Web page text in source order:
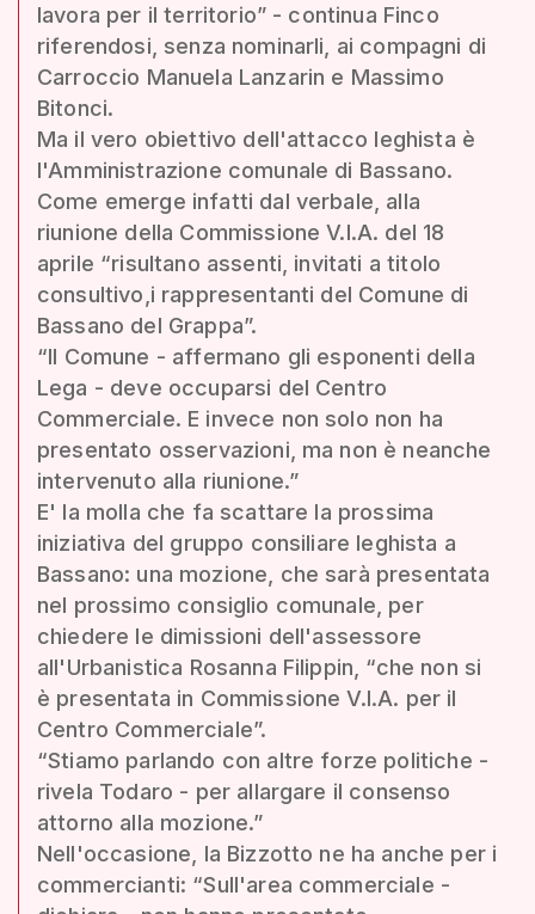
lavora per il territorio” - continua Finco
riferendosi, senza nominarli, ai compagni di
Carroccio Manuela Lanzarin e Massimo
Bitonci.
Ma il vero obiettivo dell'attacco leghista è
l'Amministrazione comunale di Bassano.
Come emerge infatti dal verbale, alla
riunione della Commissione V.I.A. del 18
aprile “risultano assenti, invitati a titolo
consultivo,i rappresentanti del Comune di
Bassano del Grappa”.
“Il Comune - affermano gli esponenti della
Lega - deve occuparsi del Centro
Commerciale. E invece non solo non ha
presentato osservazioni, ma non è neanche
intervenuto alla riunione.”
E' la molla che fa scattare la prossima
iniziativa del gruppo consiliare leghista a
Bassano: una mozione, che sarà presentata
nel prossimo consiglio comunale, per
chiedere le dimissioni dell'assessore
all'Urbanistica Rosanna Filippin, “che non si
è presentata in Commissione V.I.A. per il
Centro Commerciale”.
“Stiamo parlando con altre forze politiche -
rivela Todaro - per allargare il consenso
attorno alla mozione.”
Nell'occasione, la Bizzotto ne ha anche per i
commercianti: “Sull'area commerciale -